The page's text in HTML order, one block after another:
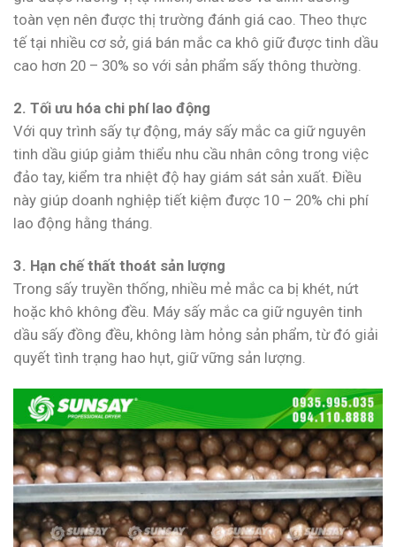
toàn vẹn nên được thị trường đánh giá cao. Theo thực
tế tại nhiều cơ sở, giá bán mắc ca khô giữ được tinh dầu
cao hơn 20 – 30% so với sản phẩm sấy thông thường.
2. Tối ưu hóa chi phí lao động
Với quy trình sấy tự động, máy sấy mắc ca giữ nguyên
tinh dầu giúp giảm thiểu nhu cầu nhân công trong việc
đảo tay, kiểm tra nhiệt độ hay giám sát sản xuất. Điều
này giúp doanh nghiệp tiết kiệm được 10 – 20% chi phí
lao động hằng tháng.
3. Hạn chế thất thoát sản lượng
Trong sấy truyền thống, nhiều mẻ mắc ca bị khét, nứt
hoặc khô không đều. Máy sấy mắc ca giữ nguyên tinh
dầu sấy đồng đều, không làm hỏng sản phẩm, từ đó giải
quyết tình trạng hao hụt, giữ vững sản lượng.